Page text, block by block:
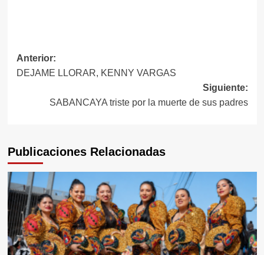
Navegación
de
entradas
Anterior:
DEJAME LLORAR, KENNY VARGAS
Siguiente:
SABANCAYA triste por la muerte de sus padres
Publicaciones Relacionadas